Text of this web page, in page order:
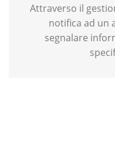
Attraverso il
notifica ad un
segnalare